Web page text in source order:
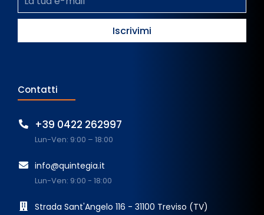
Contatti
+39 0422 262997
Lun-Ven: 9:00 – 18:00
info@quintegia.it
Lun-Ven: 9:00 - 18:00
Strada Sant'Angelo 116 - 31100 Treviso (TV)